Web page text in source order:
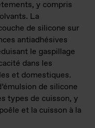
y compris
La
de silicone sur
antiadhésives
le gaspillage
dans les
et domestiques.
de silicone
types de cuisson, y
et la cuisson à la